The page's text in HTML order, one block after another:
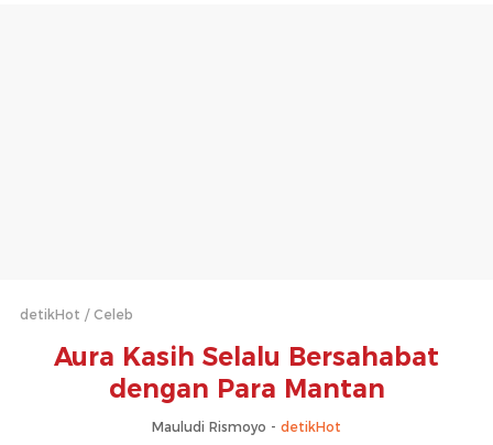
detikHot Celeb
Aura Kasih Selalu Bersahabat
dengan Para Mantan
Mauludi Rismoyo - detikHot